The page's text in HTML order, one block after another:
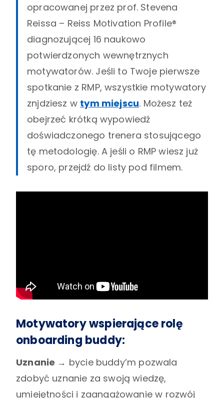
opracowanej przez prof. Stevena
Reissa – Reiss Motivation Profile®
diagnozującej 16 naukowo
potwierdzonych wewnętrznych
motywatorów. Jeśli to Twoje pierwsze
spotkanie z RMP, wszystkie motywatory
znjdziesz w tym miejscu. Możesz też
obejrzeć krótką wypowiedź
doświadczonego trenera stosującego
tę metodologię. A jeśli o RMP wiesz już
sporo, przejdź do listy pod filmem.
Motywatory wspierające rolę
onboarding buddy:
Uznanie → bycie buddy’m pozwala
zdobyć uznanie za swoją wiedzę,
umiejętności i zaangażowanie w rozwój